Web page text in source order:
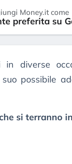
Money.it come
preferita su
diverse
possibile
si terranno